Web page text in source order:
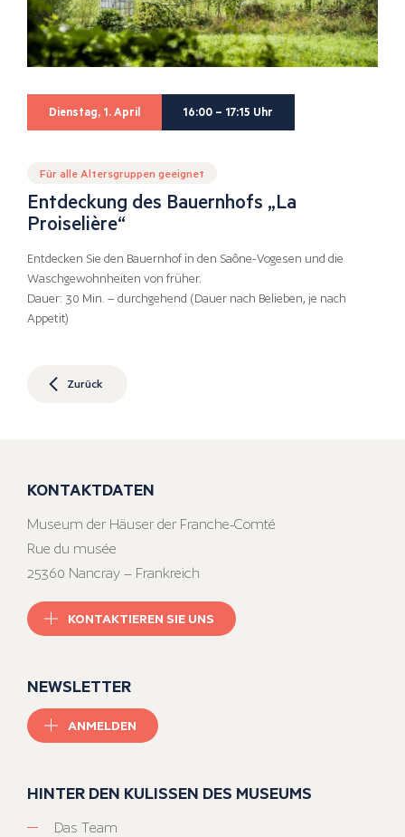
Dienstag, 1. April 16:00 – 17:15 Uhr
Für alle Altersgruppen geeignet
Entdeckung des Bauernhofs „La
Proiselière“
Entdecken Sie den Bauernhof in den Saône-Vogesen und die
Waschgewohnheiten von früher.
Dauer: 30 Min. – durchgehend (Dauer nach Belieben, je nach
Appetit)
Zurück
KONTAKTDATEN
Museum der Häuser der Franche-Comté
Rue du musée
25360 Nancray – Frankreich
KONTAKTIEREN SIE UNS
NEWSLETTER
ANMELDEN
HINTER DEN KULISSEN DES MUSEUMS
Das Team